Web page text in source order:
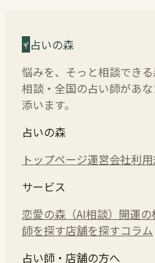
占いの森
悩みを、そっと相談でき
相談・全国の占い師があ
添います。
占いの森
トップページ運営会社利
サービス
恋愛の森（AI相談） 開運の
師を探す店舗を探すコラム
占い師・店舗の方へ